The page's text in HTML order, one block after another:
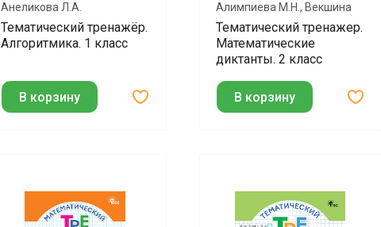
Анеликова Л.А.
Тематический тренажёр.
Алгоритмика. 1 класс
В корзину
Алимпиева М.Н., Векшина
Т.В.
Тематический тренажер.
Математические
диктанты. 2 класс
В корзину